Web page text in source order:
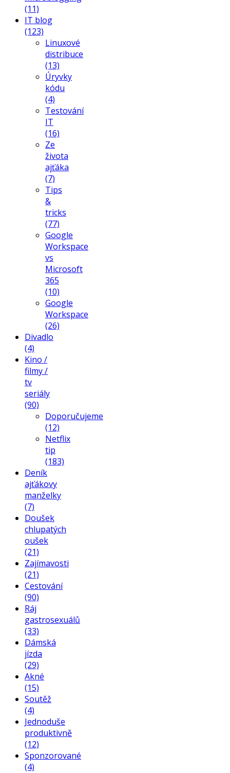
(11)
IT blog
(123)
Linuxové
distribuce
(13)
Úryvky
kódu
(4)
Testování
IT
(16)
Ze
života
ajťáka
(7)
Tips
&
tricks
(77)
Google
Workspace
vs
Microsoft
365
(10)
Google
Workspace
(26)
Divadlo
(4)
Kino /
filmy /
tv
seriály
(90)
Doporučujeme
(12)
Netflix
tip
(183)
Deník
ajťákovy
manželky
(7)
Doušek
chlupatých
oušek
(21)
Zajímavosti
(21)
Cestování
(90)
Ráj
gastrosexuálů
(33)
Dámská
jízda
(29)
Akné
(15)
Soutěž
(4)
Jednoduše
produktivně
(12)
Sponzorované
(4)